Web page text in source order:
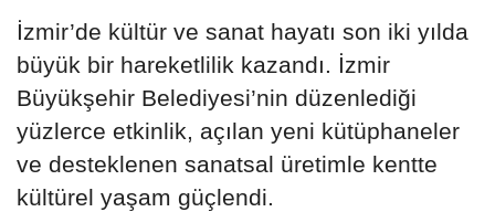
İzmir’de kültür ve sanat hayatı son iki yılda
büyük bir hareketlilik kazandı. İzmir
Büyükşehir Belediyesi’nin düzenlediği
yüzlerce etkinlik, açılan yeni kütüphaneler
ve desteklenen sanatsal üretimle kentte
kültürel yaşam güçlendi.